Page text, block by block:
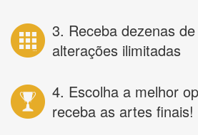
3. Receba dezenas
alterações ilimitadas
4. Escolha a melhor
receba as artes finais!